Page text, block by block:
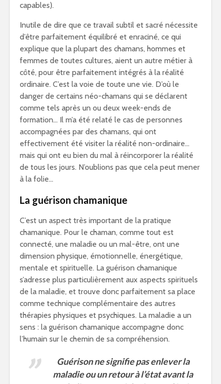
capables).
Inutile de dire que ce travail subtil et sacré nécessite
d’être parfaitement équilibré et enraciné, ce qui
explique que la plupart des chamans, hommes et
femmes de toutes cultures, aient un autre métier à
côté, pour être parfaitement intégrés à la réalité
ordinaire. C’est la voie de toute une vie. D’où le
danger de certains néo-chamans qui se déclarent
comme tels après un ou deux week-ends de
formation… Il m’a été relaté le cas de personnes
accompagnées par des chamans, qui ont
effectivement été visiter la réalité non-ordinaire…
mais qui ont eu bien du mal à réincorporer la réalité
de tous les jours. N’oublions pas que cela peut mener
à la folie…
La guérison chamanique
C’est un aspect très important de la pratique
chamanique. Pour le chaman, comme tout est
connecté, une maladie ou un mal-être, ont une
dimension physique, émotionnelle, énergétique,
mentale et spirituelle. La guérison chamanique
s’adresse plus particulièrement aux aspects spirituels
de la maladie, et trouve donc parfaitement sa place
comme technique complémentaire des autres
thérapies physiques et psychiques. La maladie a un
sens : la guérison chamanique accompagne donc
l’humain sur le chemin de sa compréhension.
Guérison ne signifie pas enlever la
maladie ou un retour à l’état avant la